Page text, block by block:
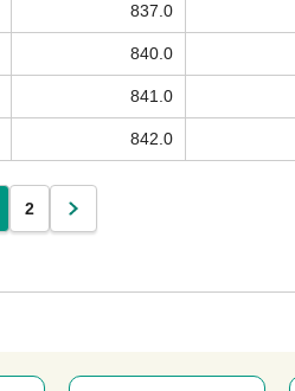
837.0
840.0
841.0
842.0
2